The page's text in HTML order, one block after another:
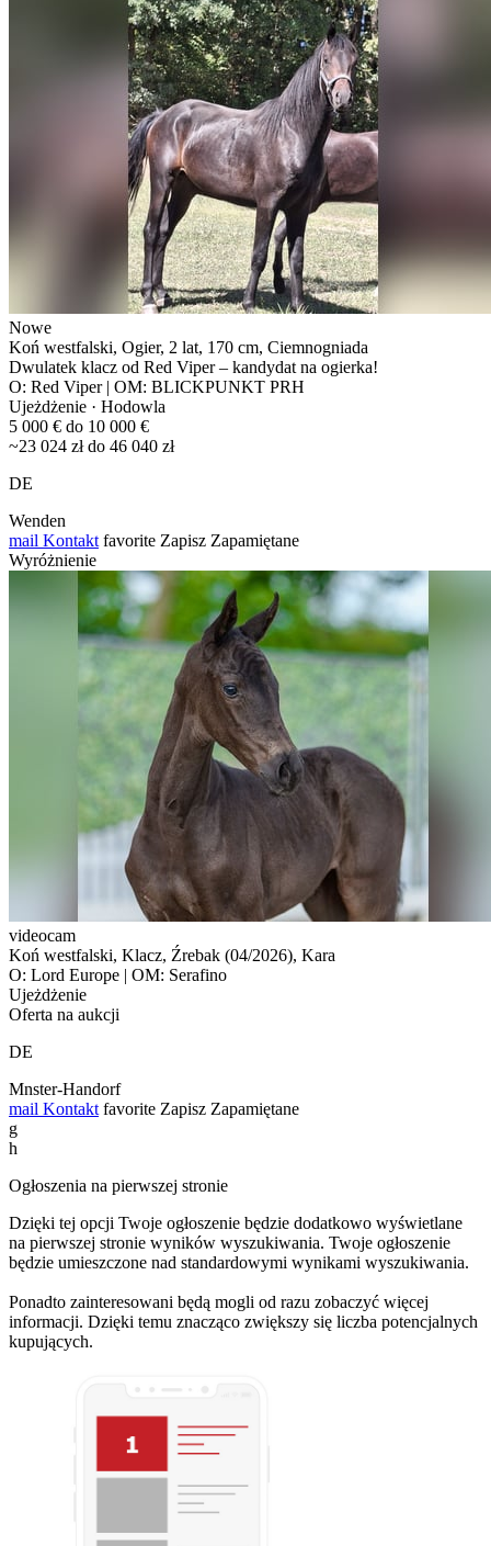
Nowe
Koń westfalski, Ogier, 2 lat, 170 cm, Ciemnogniada
Dwulatek klacz od Red Viper – kandydat na ogierka!
O: Red Viper | OM: BLICKPUNKT PRH
Ujeżdżenie · Hodowla
5 000 € do 10 000 €
~23 024 zł do 46 040 zł
DE
Wenden
mail Kontakt favorite Zapisz Zapamiętane
Wyróżnienie
videocam
Koń westfalski, Klacz, Źrebak (04/2026), Kara
O: Lord Europe | OM: Serafino
Ujeżdżenie
Oferta na aukcji
DE
Mnster-Handorf
mail Kontakt favorite Zapisz Zapamiętane
g
h
Ogłoszenia na pierwszej stronie
Dzięki tej opcji Twoje ogłoszenie będzie dodatkowo wyświetlane
na pierwszej stronie wyników wyszukiwania. Twoje ogłoszenie
będzie umieszczone nad standardowymi wynikami wyszukiwania.
Ponadto zainteresowani będą mogli od razu zobaczyć więcej
informacji. Dzięki temu znacząco zwiększy się liczba potencjalnych
kupujących.